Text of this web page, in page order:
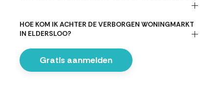
HOE KOM IK ACHTER DE VERBORGEN WONINGMARKT
IN ELDERSLOO?
Gratis aanmelden